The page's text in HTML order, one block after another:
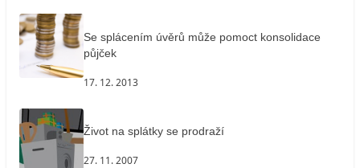
Se splácením úvěrů může pomoct konsolidace
půjček
17. 12. 2013
Život na splátky se prodraží
27. 11. 2007